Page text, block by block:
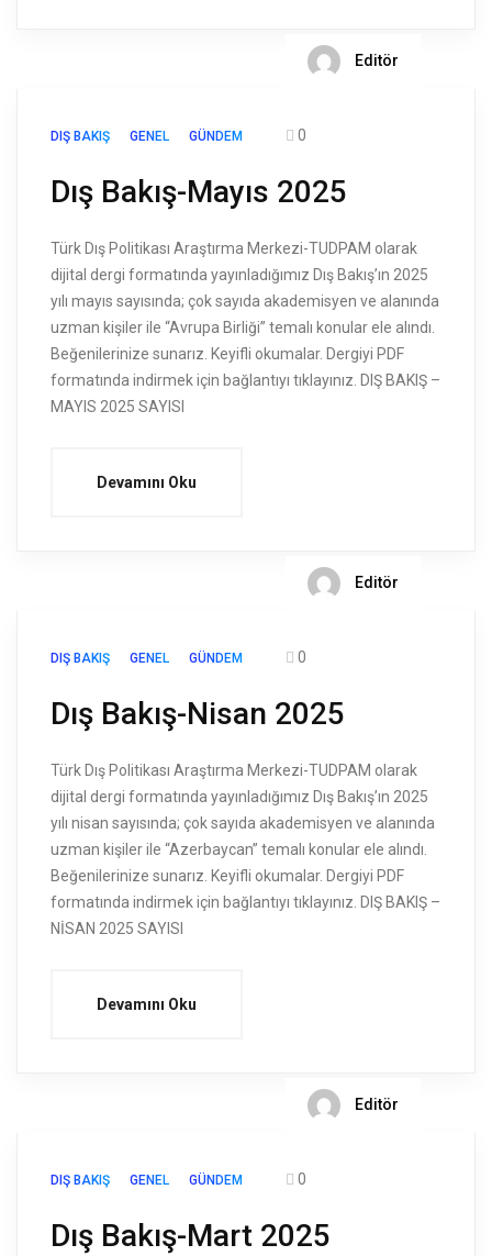
Editör
DIŞ BAKIŞ GENEL GÜNDEM 0
Dış Bakış-Mayıs 2025
Türk Dış Politikası Araştırma Merkezi-TUDPAM olarak
dijital dergi formatında yayınladığımız Dış Bakış’ın 2025
yılı mayıs sayısında; çok sayıda akademisyen ve alanında
uzman kişiler ile “Avrupa Birliği” temalı konular ele alındı.
Beğenilerinize sunarız. Keyifli okumalar. Dergiyi PDF
formatında indirmek için bağlantıyı tıklayınız. DIŞ BAKIŞ –
MAYIS 2025 SAYISI
Devamını Oku
Editör
DIŞ BAKIŞ GENEL GÜNDEM 0
Dış Bakış-Nisan 2025
Türk Dış Politikası Araştırma Merkezi-TUDPAM olarak
dijital dergi formatında yayınladığımız Dış Bakış’ın 2025
yılı nisan sayısında; çok sayıda akademisyen ve alanında
uzman kişiler ile “Azerbaycan” temalı konular ele alındı.
Beğenilerinize sunarız. Keyifli okumalar. Dergiyi PDF
formatında indirmek için bağlantıyı tıklayınız. DIŞ BAKIŞ –
NİSAN 2025 SAYISI
Devamını Oku
Editör
DIŞ BAKIŞ GENEL GÜNDEM 0
Dış Bakış-Mart 2025